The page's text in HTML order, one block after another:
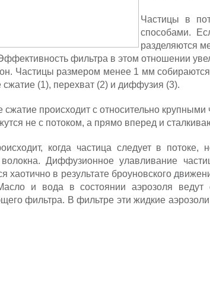
Частицы в
способами.
разделяются
фильтра в этом отношении
Частицы размером менее 1 мм
сжатие (1), перехват (2) и диффузия (3).
сжатие происходит с относительно
не с потоком, а прямо вперед и
когда частица следует в
Диффузионное улавливание
хаотично в результате броуновского
и вода в состоянии аэрозоля
фильтра. В фильтре эти жидкие